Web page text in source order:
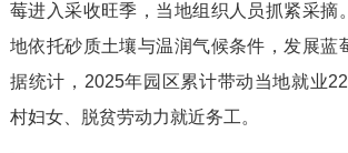
莓进入采收旺季，当地组织人员抓紧采摘
地依托砂质土壤与温润气候条件，发展蓝
据统计，2025年园区累计带动当地就业
村妇女、脱贫劳动力就近务工。